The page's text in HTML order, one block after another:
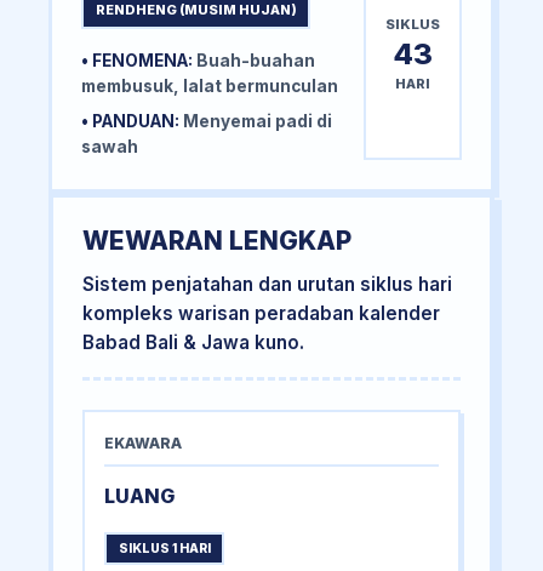
RENDHENG (MUSIM HUJAN)
• FENOMENA: Buah-buahan
membusuk, lalat bermunculan
• PANDUAN: Menyemai padi di
sawah
SIKLUS
43
HARI
WEWARAN LENGKAP
Sistem penjatahan dan urutan siklus hari
kompleks warisan peradaban kalender
Babad Bali & Jawa kuno.
EKAWARA
LUANG
SIKLUS 1 HARI